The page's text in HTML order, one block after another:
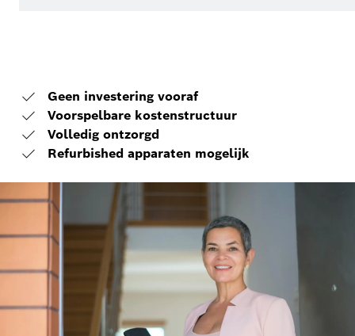
Geen investering vooraf
Voorspelbare kostenstructuur
Volledig ontzorgd
Refurbished apparaten mogelijk